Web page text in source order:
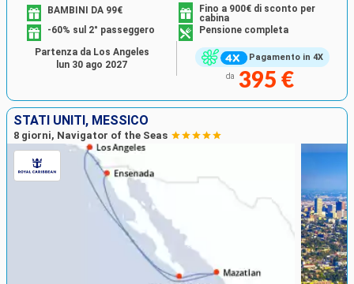
Pagamento in 4X
BAMBINI DA 99€
Fino a 900€ di sconto per
cabina
-60% sul 2° passeggero
Pensione completa
da 395 €
Partenza da Los Angeles
lun 30 ago 2027
STATI UNITI, MESSICO
8 giorni, Navigator of the Seas